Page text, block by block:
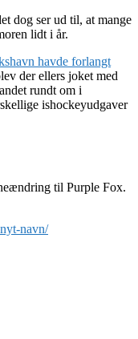
dog ser ud til, at mange
lidt i år.
havde forlangt
der ellers joket med
rundt om i
ishockeyudgaver
til Purple Fox.
navn/